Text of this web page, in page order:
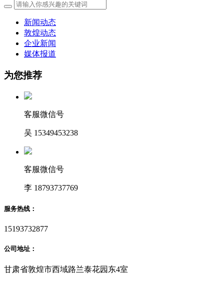
新闻动态
敦煌动态
企业新闻
媒体报道
为您推荐
客服微信号
吴 15349453238
客服微信号
李 18793737769
服务热线：
15193732877
公司地址：
甘肃省敦煌市西域路兰泰花园东4室